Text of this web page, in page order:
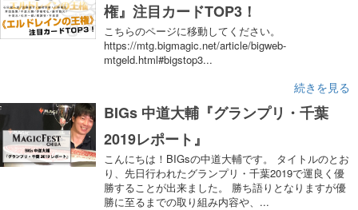
権』注目カードTOP3！
こちらのページに移動してください。
https://mtg.bigmagic.net/article/bigweb-
mtgeld.html#bigstop3...
続きを見る
BIGs 中道大輔『グランプリ・千葉
2019レポート』
こんにちは！BIGsの中道大輔です。 タイトルのとお
り、先日行われたグランプリ・千葉2019で運良く優
勝することが出来ました。 勝ち語りとなりますが優
勝に至るまでの取り組み内容や、...